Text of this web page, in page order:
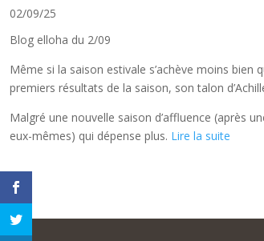
02/09/25
Blog elloha du 2/09
Même si la saison estivale s’achève moins bien
premiers résultats de la saison, son talon
Malgré une nouvelle saison d’affluence (après
eux-mêmes) qui dépense plus. Lire la suite